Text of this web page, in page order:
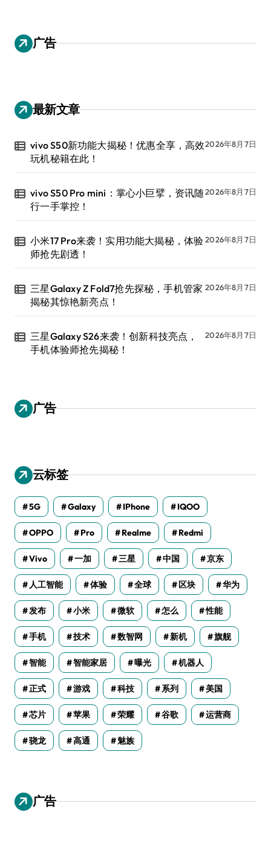
广告
最新文章
vivo S50新功能大揭秘！优惠全享，高效
玩机秘籍在此！
2026年8月7日
vivo S50 Pro mini：掌心小巨擘，资讯随
行一手掌控！
2026年8月7日
小米17 Pro来袭！实用功能大揭秘，体验
师抢先剧透！
2026年8月7日
三星Galaxy Z Fold7抢先探秘，手机管家
揭秘其惊艳新亮点！
2026年8月7日
三星Galaxy S26来袭！创新科技亮点，
手机体验师抢先揭秘！
2026年8月7日
广告
云标签
5G Galaxy IPhone IQOO
OPPO Pro Realme Redmi
Vivo 一加 三星 中国 京东
人工智能 体验 全球 区块 华为
发布 小米 微软 怎么 性能
手机 技术 数智网 新机 旗舰
智能 智能家居 曝光 机器人
正式 游戏 科技 系列 美国
芯片 苹果 荣耀 谷歌 运营商
骁龙 高通 魅族
广告